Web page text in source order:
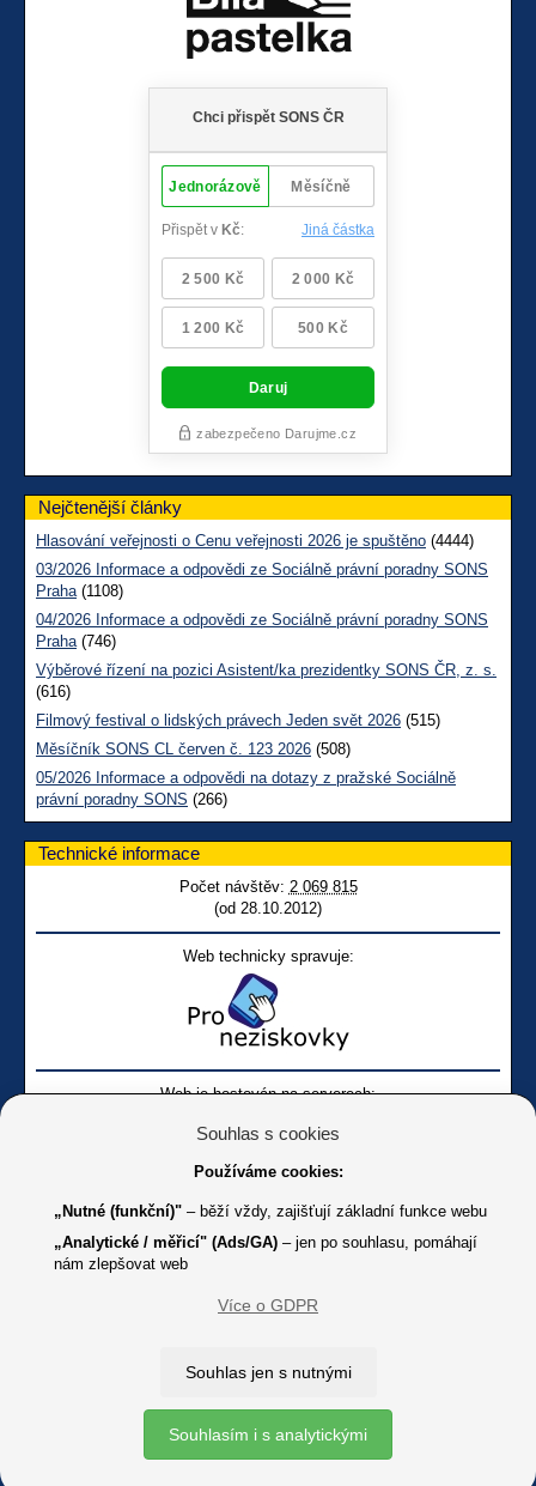
Nejčtenější články
Hlasování veřejnosti o Cenu veřejnosti 2026 je spuštěno (4444)
03/2026 Informace a odpovědi ze Sociálně právní poradny SONS
Praha(1108)
04/2026 Informace a odpovědi ze Sociálně právní poradny SONS
Praha(746)
Výběrové řízení na pozici Asistent/ka prezidentky SONS ČR, z. s.
(616)
Filmový festival o lidských právech Jeden svět 2026 (515)
Měsíčník SONS CL červen č. 123 2026 (508)
05/2026 Informace a odpovědi na dotazy z pražské Sociálně
právní poradny SONS (266)
Technické informace
Počet návštěv: 2 069 815
(od 28.10.2012)
Web technicky spravuje:
Web je hostován na serverech:
Online
Youtube SONS
K jakémukoliv užití textů a obrázků uvedených na tomto serveru je
Copyright © 2012 - 2026 SONS ČR, z. s.
Ochrana osobních údajů (GDPR)
Souhlas s cookies
Používáme cookies:
„Nutné (funkční)" – běží vždy, zajišťují základní funkce webu
„Analytické / měřicí" (Ads/GA) – jen po souhlasu, pomáhají
nám zlepšovat web
Více o GDPR
Souhlas jen s nutnými
Souhlasím i s analytickými